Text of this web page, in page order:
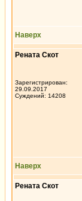
Наверх
Рената Скот
Зарегистрирован:
29.09.2017
Суждений: 14208
Наверх
Рената Скот